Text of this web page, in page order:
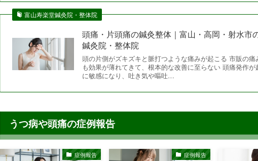
富山寿楽堂鍼灸院・整体院
頭痛・片頭痛の鍼灸整体｜富山・高岡・射水市
鍼灸院・整体院
頭の片側がズキズキと脈打つような痛みが起こる 市販の
も効果が薄れてきて、根本的な改善に至らない 頭痛発作
に敏感になり、吐き気や嘔吐…
うつ病や頭痛の症例報告
症例報告 症例報告